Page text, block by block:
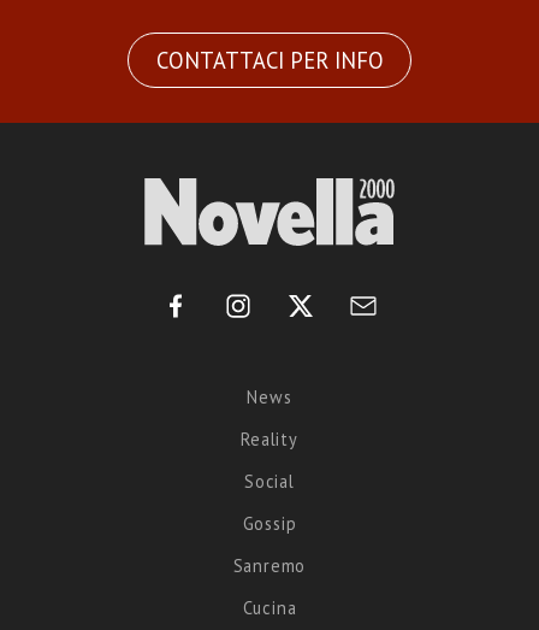
CONTATTACI PER INFO
News
Reality
Social
Gossip
Sanremo
Cucina